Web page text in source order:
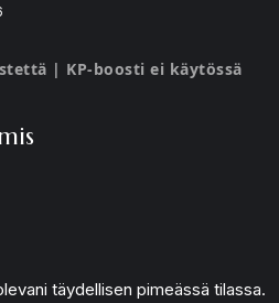
| KP-boosti ei käytössä
täydellisen pimeässä tilassa.